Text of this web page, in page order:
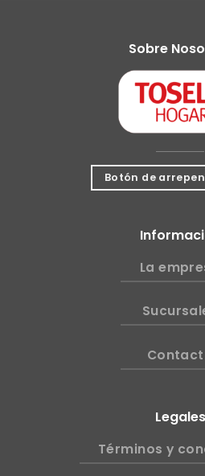
Sobre
Botón de
La
Legales
Términos y